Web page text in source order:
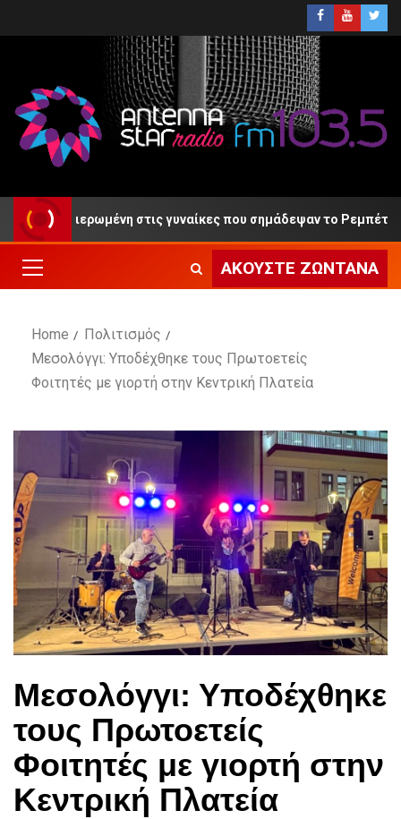
στις γυναίκες που σημάδεψαν το Ρεμπέτικο Τραγούδι
ΑΚΟΎΣΤΕ ΖΩΝΤΑΝΆ
Home
Πολιτισμός
Μεσολόγγι: Υποδέχθηκε τους Πρωτοετείς
Φοιτητές με γιορτή στην Κεντρική Πλατεία
Μεσολόγγι: Υποδέχθηκε
τους Πρωτοετείς
Φοιτητές με γιορτή στην
Κεντρική Πλατεία